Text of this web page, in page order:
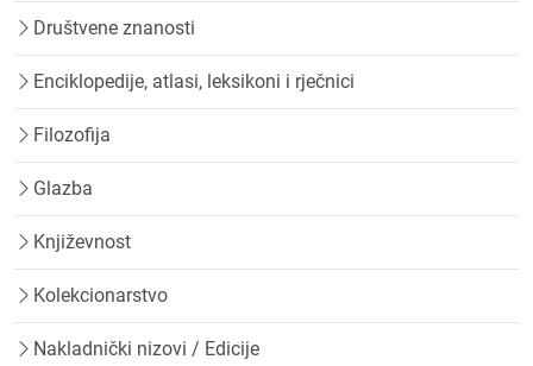
Društvene znanosti
Enciklopedije, atlasi, leksikoni i rječnici
Filozofija
Glazba
Književnost
Kolekcionarstvo
Nakladnički nizovi / Edicije